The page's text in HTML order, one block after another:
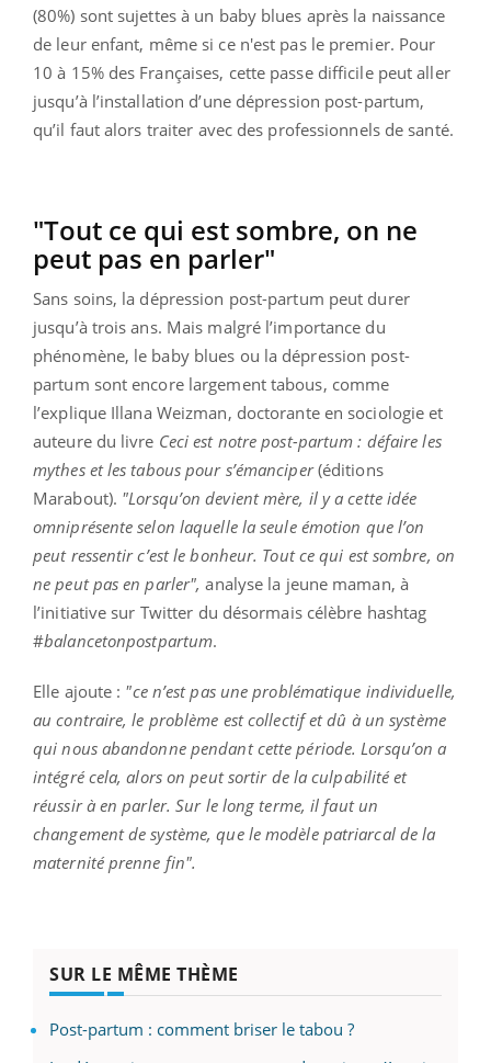
(80%) sont sujettes à un baby blues après la naissance
de leur enfant, même si ce n'est pas le premier. Pour
10 à 15% des Françaises, cette passe difficile peut aller
jusqu’à l’installation d’une dépression post-partum,
qu’il faut alors traiter avec des professionnels de santé.
"Tout ce qui est sombre, on ne
peut pas en parler"
Sans soins, la dépression post-partum peut durer
jusqu’à trois ans. Mais malgré l’importance du
phénomène, le baby blues ou la dépression post-
partum sont encore largement tabous, comme
l’explique Illana Weizman, doctorante en sociologie et
auteure du livre Ceci est notre post-partum : défaire les
mythes et les tabous pour s’émanciper(éditions
Marabout). "Lorsqu’on devient mère, il y a cette idée
omniprésente selon laquelle la seule émotion que l’on
peut ressentir c’est le bonheur. Tout ce qui est sombre, on
ne peut pas en parler", analyse la jeune maman, à
l’initiative sur Twitter du désormais célèbre hashtag
#balancetonpostpartum.
Elle ajoute : "ce n’est pas une problématique individuelle,
au contraire, le problème est collectif et dû à un système
qui nous abandonne pendant cette période. Lorsqu’on a
intégré cela, alors on peut sortir de la culpabilité et
réussir à en parler. Sur le long terme, il faut un
changement de système, que le modèle patriarcal de la
maternité prenne fin".
SUR LE MÊME THÈME
Post-partum : comment briser le tabou ?